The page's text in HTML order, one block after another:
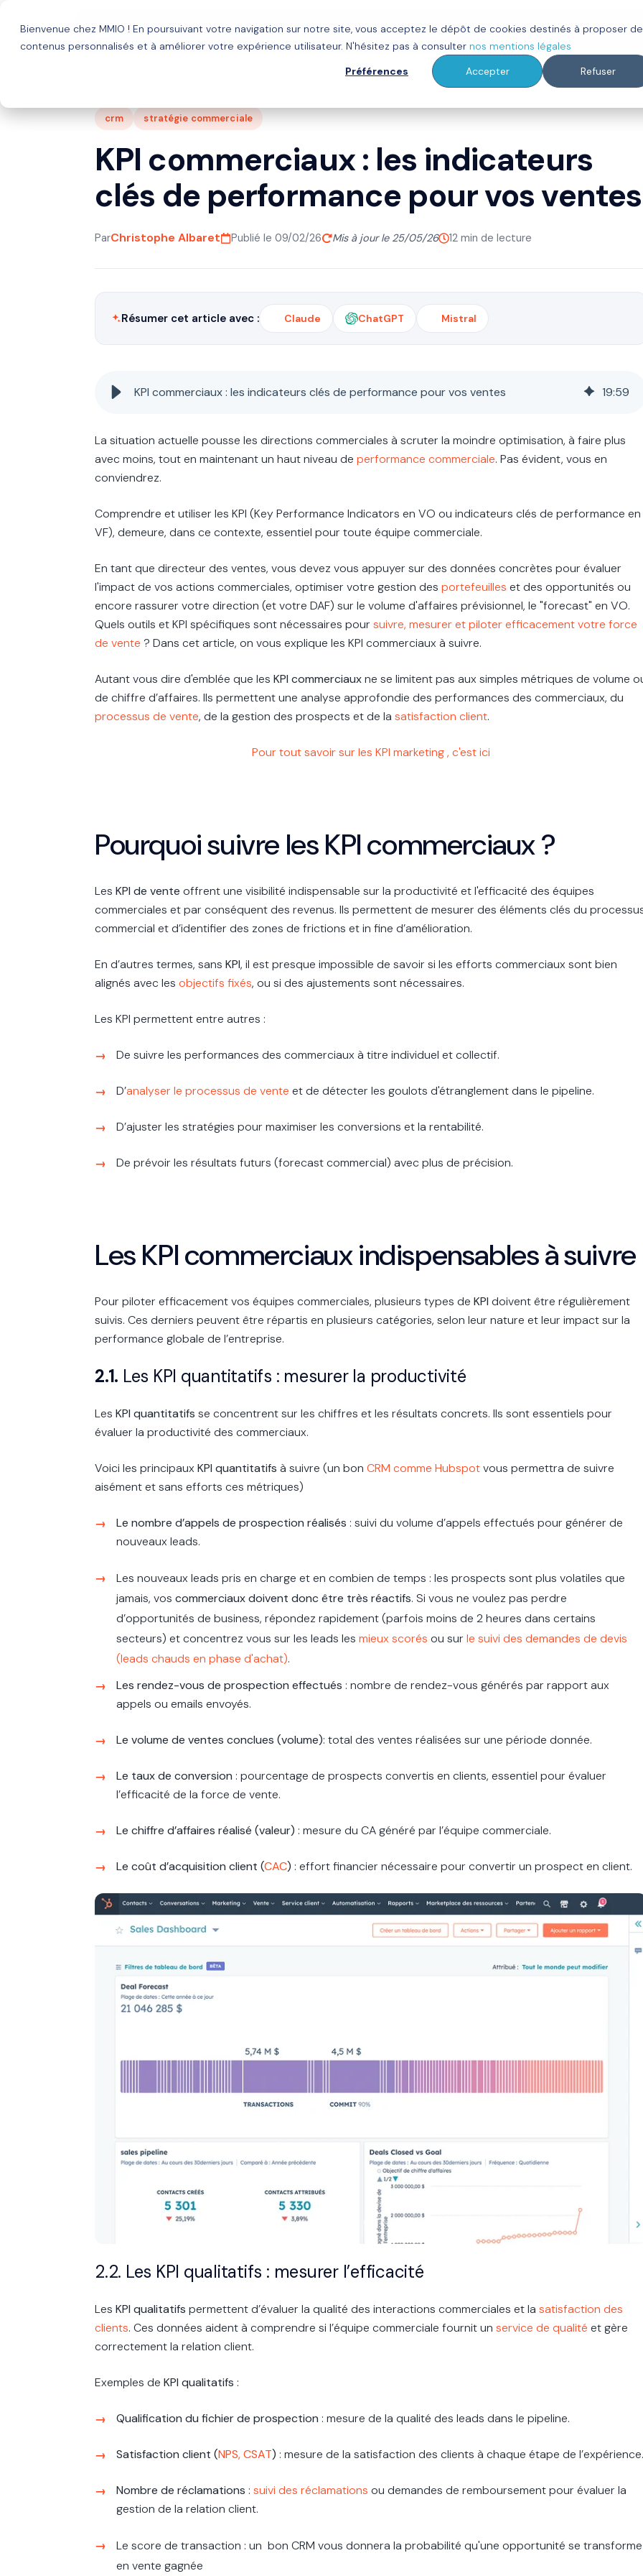
Bienvenue chez MMIO ! En poursuivant votre navigation sur notre site, vous acceptez le dépôt de cookies destinés à proposer
contenus personnalisés et à améliorer votre expérience utilisateur. N'hésitez pas à consulter nos mentions légales
Préférences
Accepter Refuser
Solutions Agence HubSpot Clients À propos Ressources
crm stratégie commerciale
KPI commerciaux : les indicateurs
clés de performance pour vos ventes
ParChristophe Albaret Publié le 09/02/26 Mis à jour le 25/05/26 12 min de lecture
Résumer cet article avec : Claude ChatGPT Mistral
KPI commerciaux : les indicateurs clés de performance pour vos ventes 19:59
La situation actuelle pousse les directions commerciales à scruter la moindre optimisation, à faire plus
avec moins, tout en maintenant un haut niveau de performance commerciale. Pas évident, vous en
conviendrez.
Comprendre et utiliser les KPI (Key Performance Indicators en VO ou indicateurs clés de performance en
VF), demeure, dans ce contexte, essentiel pour toute équipe commerciale.
En tant que directeur des ventes, vous devez vous appuyer sur des données concrètes pour évaluer
l'impact de vos actions commerciales, optimiser votre gestion des portefeuilles et des opportunités ou
encore rassurer votre direction (et votre DAF) sur le volume d'affaires prévisionnel, le "forecast" en VO.
Quels outils et KPI spécifiques sont nécessaires poursuivre, mesurer et piloter efficacement votre force
de vente ? Dans cet article, on vous explique les KPI commerciaux à suivre.
Autant vous dire d'emblée que les KPI commerciauxne se limitent pas aux simples métriques de volume
de chiffre d’affaires. Ils permettent une analyse approfondie des performances des commerciaux, du
processus de vente, de la gestion des prospects et de la satisfaction client.
Pour tout savoir sur les KPI marketing , c'est ici
Pourquoi suivre les KPI commerciaux ?
Les KPI de vente offrent une visibilité indispensable sur la productivité et l'efficacité des équipes
commerciales et par conséquent des revenus. Ils permettent de mesurer des éléments clés du
commercial et d’identifier des zones de frictions et in fine d’amélioration.
En d’autres termes, sans KPI, il est presque impossible de savoir si les efforts commerciaux sont bien
alignés avec les objectifs fixés, ou si des ajustements sont nécessaires.
Les KPI permettent entre autres :
De suivre les performances des commerciaux à titre individuel et collectif.
D’analyser le processus de vente et de détecter les goulots d'étranglement dans le pipeline.
D’ajuster les stratégies pour maximiser les conversions et la rentabilité.
De prévoir les résultats futurs (forecast commercial) avec plus de précision.
Les KPI commerciaux indispensables à suivre
Pour piloter efficacement vos équipes commerciales, plusieurs types de KPI doivent être régulièrement
suivis. Ces derniers peuvent être répartis en plusieurs catégories, selon leur nature et leur impact sur la
performance globale de l’entreprise.
2.1. Les KPI quantitatifs : mesurer la productivité
Les KPI quantitatifs se concentrent sur les chiffres et les résultats concrets. Ils sont essentiels pour
évaluer la productivité des commerciaux.
Voici les principaux KPI quantitatifs à suivre (un bon CRM comme Hubspotvous permettra de suivre
aisément et sans efforts ces métriques)
Le nombre d’appels de prospection réalisés : suivi du volume d’appels effectués pour générer de
nouveaux leads.
Les nouveaux leads pris en charge et en combien de temps : les prospects sont plus volatiles que
jamais, vos commerciaux doivent donc être très réactifs. Si vous ne voulez pas perdre
d’opportunités de business, répondez rapidement (parfois moins de 2 heures dans certains
secteurs) et concentrez vous sur les leads les mieux scorés ou surle suivi des demandes de devis
(leads chauds en phase d'achat).
Les rendez-vous de prospection effectués : nombre de rendez-vous générés par rapport aux
appels ou emails envoyés.
Le volume de ventes conclues (volume): total des ventes réalisées sur une période donnée.
Le taux de conversion : pourcentage de prospects convertis en clients, essentiel pour évaluer
l’efficacité de la force de vente.
Le chiffre d’affaires réalisé (valeur) : mesure du CA généré par l’équipe commerciale.
Le coût d’acquisition client (CAC) : effort financier nécessaire pour convertir un prospect en client.
2.2. Les KPI qualitatifs : mesurer l’efficacité
Les KPI qualitatifs permettent d’évaluer la qualité des interactions commerciales et la satisfaction des
clients. Ces données aident à comprendre si l’équipe commerciale fournit un service de qualité et gère
correctement la relation client.
Exemples de KPI qualitatifs :
Qualification du fichier de prospection : mesure de la qualité des leads dans le pipeline.
Satisfaction client (NPS, CSAT) : mesure de la satisfaction des clients à chaque étape de l’expérience.
Nombre de réclamations : suivi des réclamations ou demandes de remboursement pour évaluer la
gestion de la relation client.
Le score de transaction : un bon CRM vous donnera la probabilité qu'une opportunité se transforme
en vente gagnée